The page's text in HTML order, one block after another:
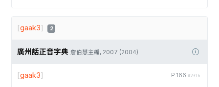
[gaak3] 2
廣州話正音字典 詹伯慧主編, 2007 (2004)
P.166 #2316
[gaak3]